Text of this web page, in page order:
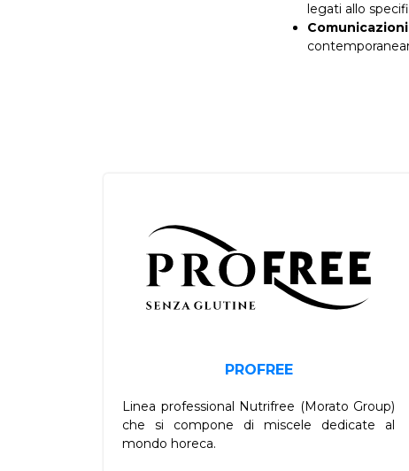
legati allo
PROFREE
Linea professional Nutrifree (Morato Group)
che si compone di miscele dedicate al
mondo horeca.